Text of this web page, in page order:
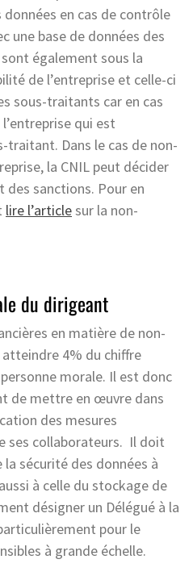
en cas de contrôle
une base de données des
également sous la
de l’entreprise et celle-ci
sous-traitants car en cas
qui est
traitant. Dans le cas de non-
la CNIL peut décider
des sanctions. Pour en
lire l’articlesur la non-
du dirigeant
en matière de non-
4% du chiffre
morale. Il est donc
de mettre en œuvre dans
des mesures
ses collaborateurs. Il doit
sécurité des données à
à celle du stockage de
désigner un Délégué à la
pour le
à grande échelle.